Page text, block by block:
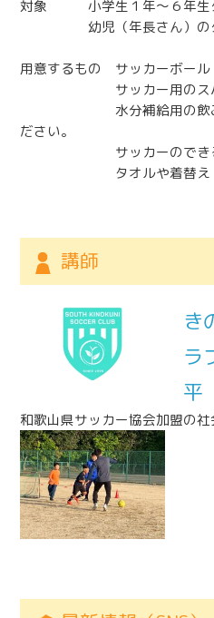
対象 小学生１年～６年生
幼児（年長さん）の
用意するもの サッカーボール
サッカー用のスパ
水分補給用の飲み物
ださい。
サッカーのできる
タオルや着替え
講師
き
ラ
平
和歌山県サッカー協会加盟の